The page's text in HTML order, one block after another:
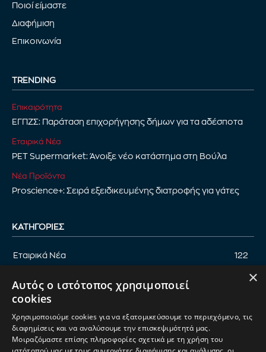
Ποιοί είμαστε
Διαφήμιση
Επικοινωνία
TRENDING
Επικαιρότητα
ΕΓΠΖΣ: Παράταση επιχορήγησης δήμων για τα αδέσποτα
Εταιρικά Νέα
PET Supermarket: Άνοιξε νέο κατάστημα στη Βούλα
Νέα Προϊόντα
Proscience+: Σειρά εξειδικευμένης διατροφής για γάτες
ΚΑΤΗΓΟΡΊΕΣ
Εταιρικά Νέα 122
Αφιέρωμα
Νέα Προϊόντα
Παρουσίαση προϊόντων
×
Αυτός ο ιστότοπος χρησιμοποιεί
cookies
Χρησιμοποιούμε cookies για να εξατομικεύσουμε το περιεχόμενο, τις
διαφημίσεις και να αναλύσουμε την επισκεψιμότητά μας.
Μοιραζόμαστε επίσης πληροφορίες σχετικά με τη χρήση του